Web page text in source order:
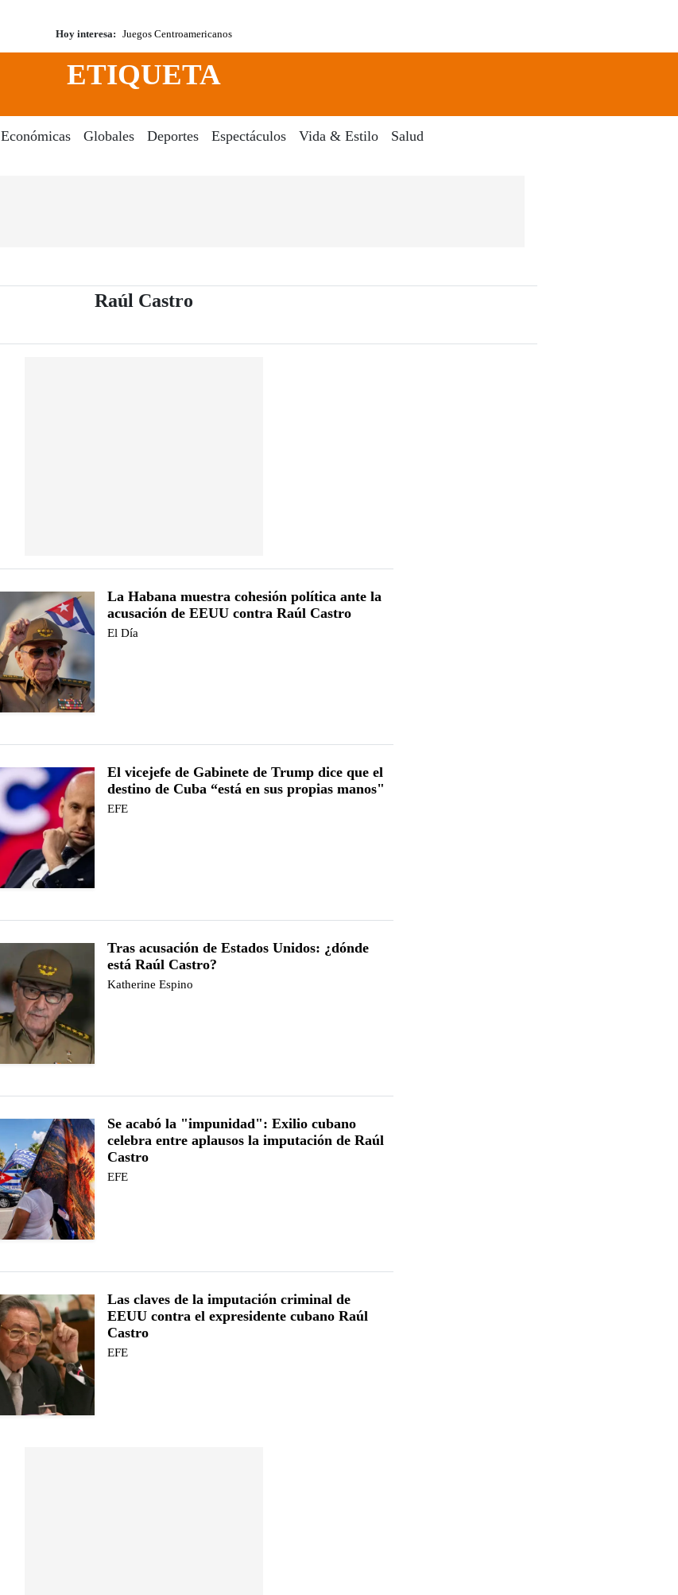
Hoy interesa: Juegos Centroamericanos
Search
ETIQUETA
Económicas Globales Deportes Espectáculos Vida & Estilo Salud
Raúl Castro
La Habana muestra cohesión política ante la
acusación de EEUU contra Raúl Castro
El Día
El vicejefe de Gabinete de Trump dice que el
destino de Cuba “está en sus propias manos"
EFE
Tras acusación de Estados Unidos: ¿dónde
está Raúl Castro?
Katherine Espino
Se acabó la "impunidad": Exilio cubano
celebra entre aplausos la imputación de Raúl
Castro
EFE
Las claves de la imputación criminal de
EEUU contra el expresidente cubano Raúl
Castro
EFE